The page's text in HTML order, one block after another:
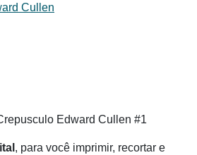
Cullen
Edward Cullen #1
, para você imprimir, recortar e